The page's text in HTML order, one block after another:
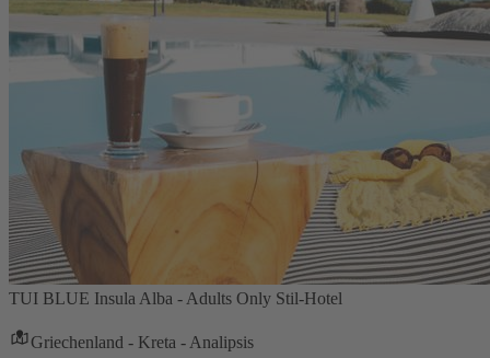
TUI BLUE Insula Alba - Adults Only Stil-Hotel
Griechenland - Kreta - Analipsis